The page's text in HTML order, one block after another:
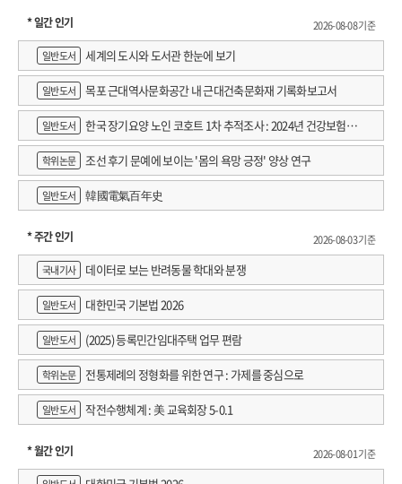
* 일간 인기
2026-08-08 기준
일반도서
세계의 도시와 도서관 한눈에 보기
일반도서 목포 근대역사문화공간 내 근대건축문화재 기록화보고서
일반도서
한국 장기요양 노인 코호트 1차 추적조사 : 2024년 건강보험연
구원 정규연구보고서
학위논문 조선 후기 문예에 보이는 '몸의 욕망 긍정' 양상 연구
일반도서 韓國電氣百年史
* 주간 인기
2026-08-03 기준
국내기사
데이터로 보는 반려동물 학대와 분쟁
일반도서 대한민국 기본법 2026
일반도서 (2025) 등록민간임대주택 업무 편람
학위논문 전통제례의 정형화를 위한 연구 : 가제를 중심으로
일반도서 작전수행체계 : 美 교육회장 5-0.1
* 월간 인기
2026-08-01 기준